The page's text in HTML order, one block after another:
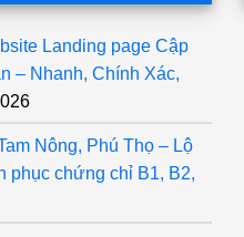
Landing page Cập
– Nhanh, Chính Xác,
Nông, Phú Thọ – Lộ
phục chứng chỉ B1, B2,